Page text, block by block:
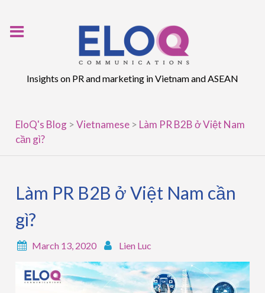
Insights on PR and marketing in Vietnam and ASEAN
EloQ's Blog >Vietnamese > Làm PR B2B ở Việt Nam
cần gì?
Làm PR B2B ở Việt Nam cần
gì?
March 13, 2020 Lien Luc